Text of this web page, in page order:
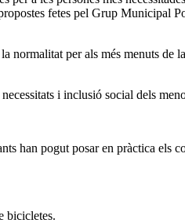
fetes pel Grup Municipal
normalitat per als més menuts de
i inclusió social dels
han pogut posar en pràctica els
bicicletes.